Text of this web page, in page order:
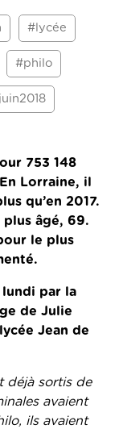
#lycée
#philo
753 148
Lorraine, il
qu’en 2017.
plus âgé, 69.
le plus
lundi par la
de Julie
Jean de
déjà sortis de
avaient
ils avaient